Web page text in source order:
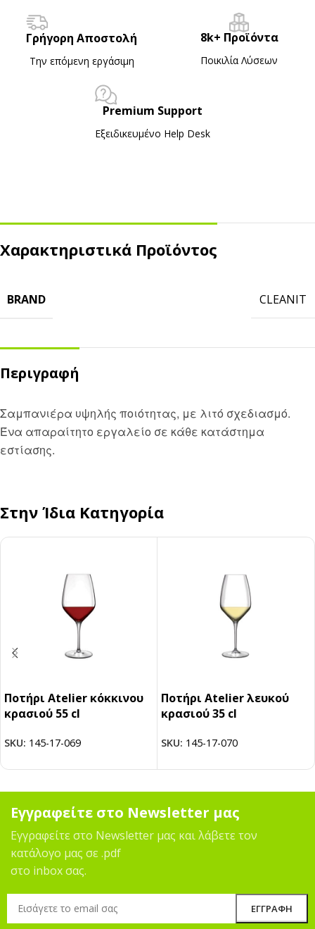
Γρήγορη Αποστολή
Την επόμενη εργάσιμη
8k+ Προϊόντα
Ποικιλία Λύσεων
Premium Support
Εξειδικευμένο Ηelp Desk
Χαρακτηριστικά Προϊόντος
BRAND CLEANIT
Περιγραφή
Σαμπανιέρα υψηλής ποιότητας, με λιτό σχεδιασμό.
Ένα απαραίτητο εργαλείο σε κάθε κατάστημα
εστίασης.
Στην Ίδια Κατηγορία
Ποτήρι Atelier κόκκινου
κρασιού 55 cl
SKU: 145-17-069
Ποτήρι Atelier λευκού
κρασιού 35 cl
SKU: 145-17-070
Εγγραφείτε στο Newsletter μας
Εγγραφείτε στο Newsletter μας και λάβετε τον
κατάλογο μας σε .pdf
στο inbox σας.